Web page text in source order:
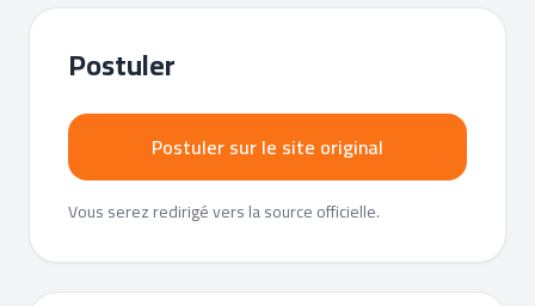
Postuler
Postuler sur le site original
Vous serez redirigé vers la source officielle.